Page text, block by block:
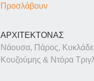
Προσλάβουν
ΑΡΧΙΤΕΚΤΟΝΑΣ
Νάουσα, Πάρος,
Κουζούμης & Ντόρα